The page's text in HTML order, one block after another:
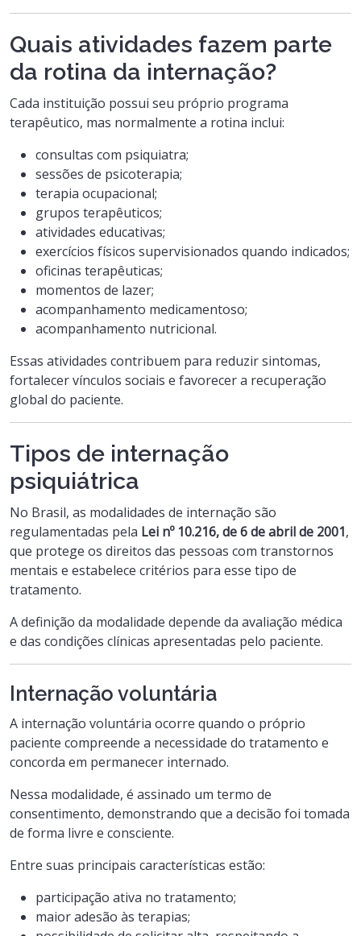
Quais atividades fazem parte
da rotina da internação?
Cada instituição possui seu próprio programa
terapêutico, mas normalmente a rotina inclui:
consultas com psiquiatra;
sessões de psicoterapia;
terapia ocupacional;
grupos terapêuticos;
atividades educativas;
exercícios físicos supervisionados quando indicados;
oficinas terapêuticas;
momentos de lazer;
acompanhamento medicamentoso;
acompanhamento nutricional.
Essas atividades contribuem para reduzir sintomas,
fortalecer vínculos sociais e favorecer a recuperação
global do paciente.
Tipos de internação
psiquiátrica
No Brasil, as modalidades de internação são
regulamentadas pela Lei nº 10.216, de 6 de abril de 2001,
que protege os direitos das pessoas com transtornos
mentais e estabelece critérios para esse tipo de
tratamento.
A definição da modalidade depende da avaliação médica
e das condições clínicas apresentadas pelo paciente.
Internação voluntária
A internação voluntária ocorre quando o próprio
paciente compreende a necessidade do tratamento e
concorda em permanecer internado.
Nessa modalidade, é assinado um termo de
consentimento, demonstrando que a decisão foi tomada
de forma livre e consciente.
Entre suas principais características estão:
participação ativa no tratamento;
maior adesão às terapias;